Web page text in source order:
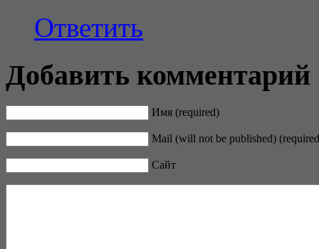
Ответить
Добавить комментарий
Имя (required)
Mail (will not be published)
Сайт